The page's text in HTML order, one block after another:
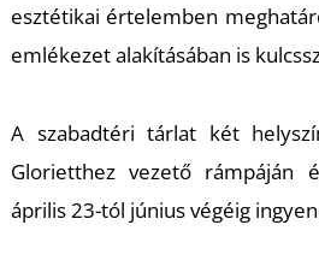
esztétikai értelemben
emlékezet alakításában is
A szabadtéri tárlat két
Glorietthez vezető rámpáján
április 23-tól június végéig